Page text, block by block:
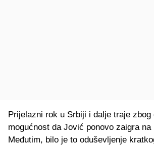
Prijelazni rok u Srbiji i dalje traje zbog
mogućnost da Jović ponovo zaigra
Međutim, bilo je to oduševljenje